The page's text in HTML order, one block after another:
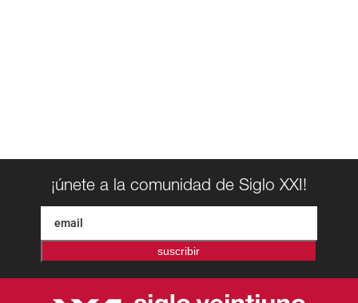
¡únete a la comunidad de Siglo XXI!
suscribir